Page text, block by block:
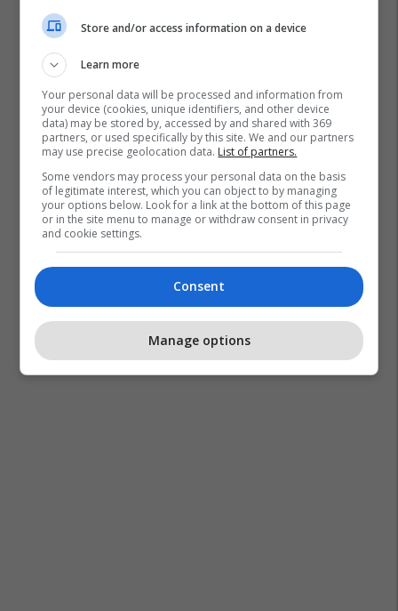
Store and/or access information on a device
Learn more
Your personal data will be processed and information from
your device (cookies, unique identifiers, and other device
data) may be stored by, accessed by and shared with 369
partners, or used specifically by this site. We and our partners
may use precise geolocation data. List of partners.
Some vendors may process your personal data on the basis
of legitimate interest, which you can object to by managing
your options below. Look for a link at the bottom of this page
or in the site menu to manage or withdraw consent in privacy
and cookie settings.
Consent
Manage options